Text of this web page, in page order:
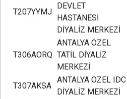
T207YYMJ
DEVLET
HASTANESİ
DİYALİZ MERKEZİ
T306AORQ
ANTALYA ÖZEL
TATİL DİYALİZ
MERKEZİ
T307AKSA
ANTALYA ÖZEL IDC
DİYALİZ MERKEZİ